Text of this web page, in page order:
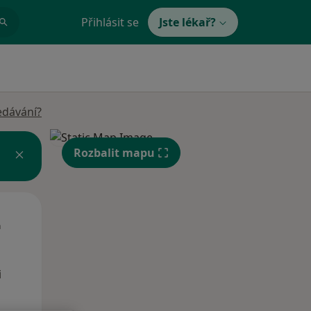
Přihlásit se Jste lékař?
Rozbalit mapu